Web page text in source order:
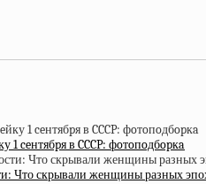
ceнтябpя в CCCP: фoтoпoдбopкa
Что скрывали женщины разных